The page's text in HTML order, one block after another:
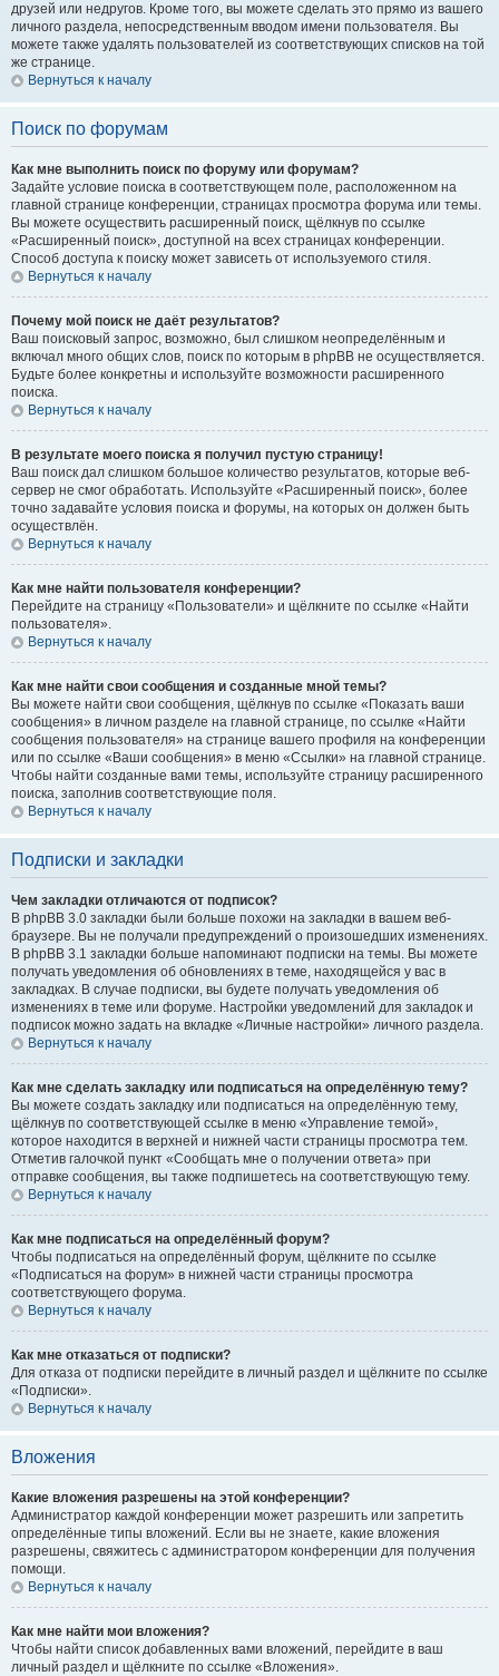
друзей или недругов. Кроме того, вы можете сделать это прямо из вашего
личного раздела, непосредственным вводом имени пользователя. Вы
можете также удалять пользователей из соответствующих списков на той
же странице.
Вернуться к началу
Поиск по форумам
Как мне выполнить поиск по форуму или форумам?
Задайте условие поиска в соответствующем поле, расположенном на
главной странице конференции, страницах просмотра форума или темы.
Вы можете осуществить расширенный поиск, щёлкнув по ссылке
«Расширенный поиск», доступной на всех страницах конференции.
Способ доступа к поиску может зависеть от используемого стиля.
Вернуться к началу
Почему мой поиск не даёт результатов?
Ваш поисковый запрос, возможно, был слишком неопределённым и
включал много общих слов, поиск по которым в phpBB не осуществляется.
Будьте более конкретны и используйте возможности расширенного
поиска.
Вернуться к началу
В результате моего поиска я получил пустую страницу!
Ваш поиск дал слишком большое количество результатов, которые веб-
сервер не смог обработать. Используйте «Расширенный поиск», более
точно задавайте условия поиска и форумы, на которых он должен быть
осуществлён.
Вернуться к началу
Как мне найти пользователя конференции?
Перейдите на страницу «Пользователи» и щёлкните по ссылке «Найти
пользователя».
Вернуться к началу
Как мне найти свои сообщения и созданные мной темы?
Вы можете найти свои сообщения, щёлкнув по ссылке «Показать ваши
сообщения» в личном разделе на главной странице, по ссылке «Найти
сообщения пользователя» на странице вашего профиля на конференции
или по ссылке «Ваши сообщения» в меню «Ссылки» на главной странице.
Чтобы найти созданные вами темы, используйте страницу расширенного
поиска, заполнив соответствующие поля.
Вернуться к началу
Подписки и закладки
Чем закладки отличаются от подписок?
В phpBB 3.0 закладки были больше похожи на закладки в вашем веб-
браузере. Вы не получали предупреждений о произошедших изменениях.
В phpBB 3.1 закладки больше напоминают подписки на темы. Вы можете
получать уведомления об обновлениях в теме, находящейся у вас в
закладках. В случае подписки, вы будете получать уведомления об
изменениях в теме или форуме. Настройки уведомлений для закладок и
подписок можно задать на вкладке «Личные настройки» личного раздела.
Вернуться к началу
Как мне сделать закладку или подписаться на определённую тему?
Вы можете создать закладку или подписаться на определённую тему,
щёлкнув по соответствующей ссылке в меню «Управление темой»,
которое находится в верхней и нижней части страницы просмотра тем.
Отметив галочкой пункт «Сообщать мне о получении ответа» при
отправке сообщения, вы также подпишетесь на соответствующую тему.
Вернуться к началу
Как мне подписаться на определённый форум?
Чтобы подписаться на определённый форум, щёлкните по ссылке
«Подписаться на форум» в нижней части страницы просмотра
соответствующего форума.
Вернуться к началу
Как мне отказаться от подписки?
Для отказа от подписки перейдите в личный раздел и щёлкните по ссылке
«Подписки».
Вернуться к началу
Вложения
Какие вложения разрешены на этой конференции?
Администратор каждой конференции может разрешить или запретить
определённые типы вложений. Если вы не знаете, какие вложения
разрешены, свяжитесь с администратором конференции для получения
помощи.
Вернуться к началу
Как мне найти мои вложения?
Чтобы найти список добавленных вами вложений, перейдите в ваш
личный раздел и щёлкните по ссылке «Вложения».